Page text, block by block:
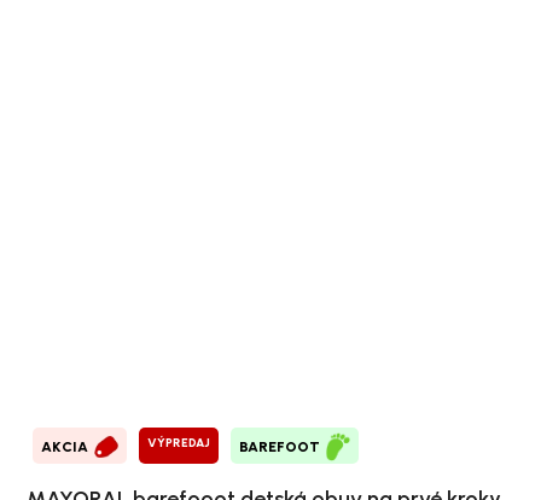
AKCIA VÝPREDAJ BAREFOOT